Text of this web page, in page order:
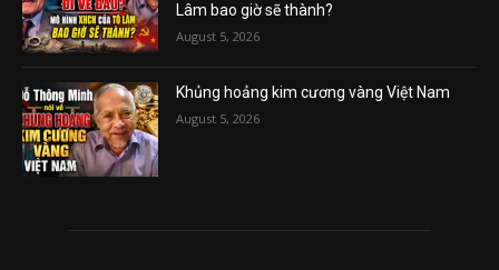
Lâm bao giờ sẽ thành?
August 5, 2026
Khủng hoảng kim cương vàng Việt Nam
August 5, 2026